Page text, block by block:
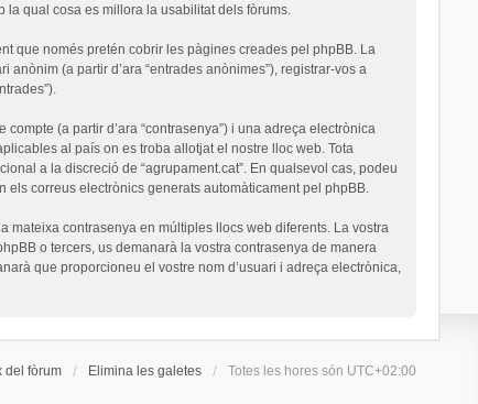
la qual cosa es millora la usabilitat dels fòrums.
que només pretén cobrir les pàgines creades pel phpBB. La
(a partir d’ara “entrades anònimes”), registrar-vos a
(a partir d’ara “contrasenya”) i una adreça electrònica
al país on es troba allotjat el nostre lloc web. Tota
a la discreció de “agrupament.cat”. En qualsevol cas, podeu
els correus electrònics generats automàticament pel phpBB.
mateixa contrasenya en múltiples llocs web diferents. La vostra
o tercers, us demanarà la vostra contrasenya de manera
que proporcioneu el vostre nom d’usuari i adreça electrònica,
del fòrum Elimina les galetes Totes les hores són UTC+02:00